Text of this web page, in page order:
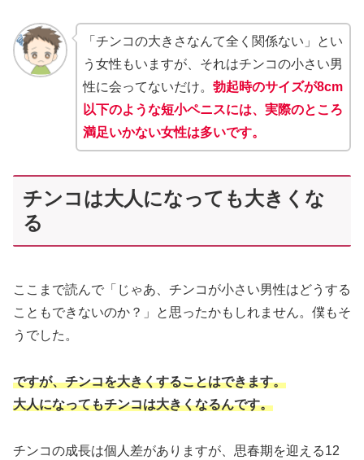
「チンコの大きさなんて全く関係ない」とい
う女性もいますが、それはチンコの小さい男
性に会ってないだけ。 勃起時のサイズが8cm
以下のような短小ペニスには、実際のところ
満足いかない女性は多いです。
チンコは大人になっても大きくな
る
ここまで読んで「じゃあ、チンコが小さい男性はどうする
こともできないのか？」と思ったかもしれません。僕もそ
うでした。
ですが、チンコを大きくすることはできます。
大人になってもチンコは大きくなるんです。
チンコの成長は個人差がありますが、思春期を迎える12